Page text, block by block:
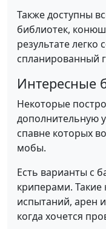
Также доступны
библиотек,
результате легко
спланированный
Интересные
Некоторые
дополнительную
спавне которых
мобы.
Есть варианты с
криперами. Такие
испытаний, арен
когда хочется